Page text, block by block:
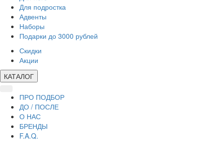
Для подростка
Адвенты
Наборы
Подарки до 3000 рублей
Скидки
Акции
КАТАЛОГ
ПРО ПОДБОР
ДО / ПОСЛЕ
О НАС
БРЕНДЫ
F.A.Q.